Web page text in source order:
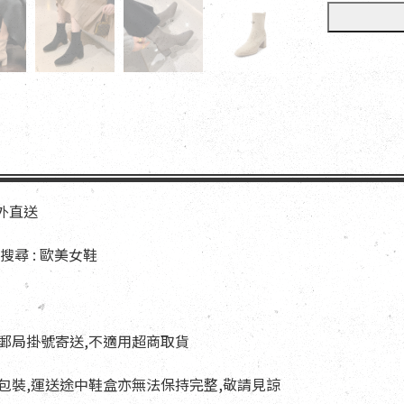
直送
尋 : 歐美女鞋
局掛號寄送,不適用超商取貨
裝,運送途中鞋盒亦無法保持完整,敬請見諒